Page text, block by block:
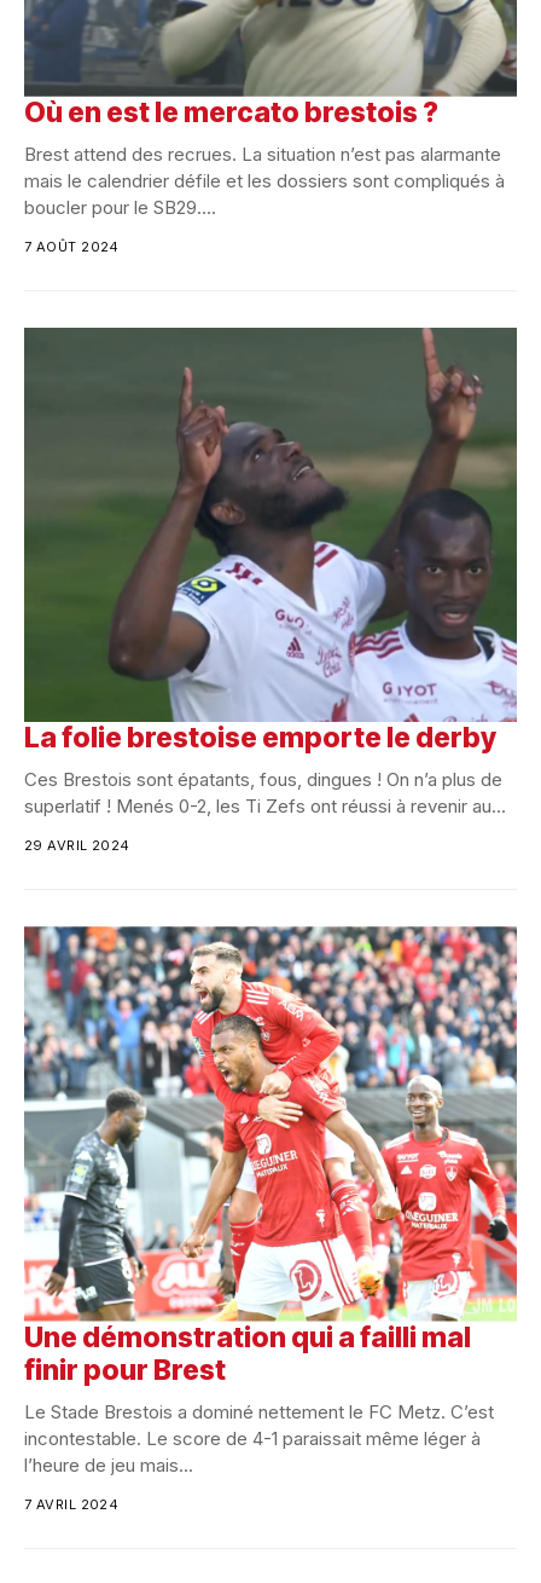
Où en est le mercato brestois ?
Brest attend des recrues. La situation n’est pas alarmante
mais le calendrier défile et les dossiers sont compliqués à
boucler pour le SB29....
7 AOÛT 2024
La folie brestoise emporte le derby
Ces Brestois sont épatants, fous, dingues ! On n’a plus de
superlatif ! Menés 0-2, les Ti Zefs ont réussi à revenir au...
29 AVRIL 2024
Une démonstration qui a failli mal
finir pour Brest
Le Stade Brestois a dominé nettement le FC Metz. C’est
incontestable. Le score de 4-1 paraissait même léger à
l’heure de jeu mais...
7 AVRIL 2024